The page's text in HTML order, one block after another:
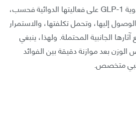
لا يقتصر القرار باستخدام أدوية GLP-1 على فعاليتها الدوائية فحسب،
إليها، وتحمل تكلفتها، والاستمرار
الجانبية المحتملة. ولهذا، ينبغي
الوزن بعد موازنة دقيقة بين الفوائد
متخصص.